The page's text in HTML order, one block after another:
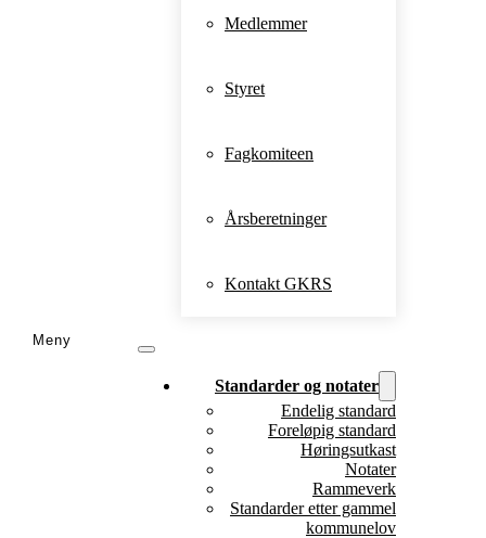
Medlemmer
Styret
Fagkomiteen
Årsberetninger
Kontakt GKRS
Standarder og notater
Endelig standard
Foreløpig standard
Høringsutkast
Notater
Rammeverk
Standarder etter gammel
kommunelov